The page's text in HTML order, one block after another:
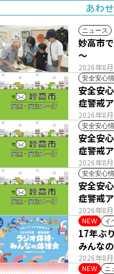
あわ
ニュース
2026年8
妙高市
～
安全安心
2026年8
安全安
症警戒
安全安心
2026年8
安全安
症警戒
安全安心
2026年8
安全安
症警戒
NEW イ
2026年8
17年ぶ
みんな
NEW ニ